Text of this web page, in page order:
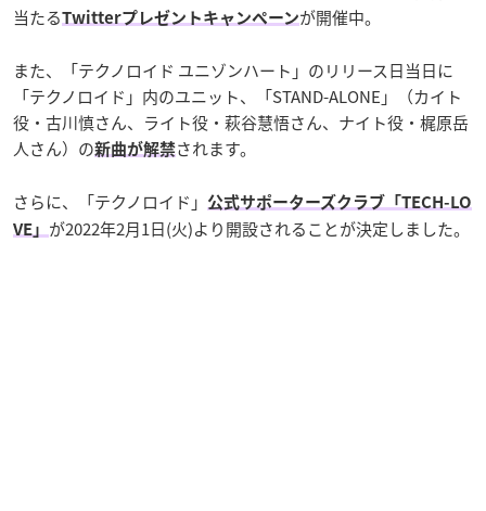
当たるTwitterプレゼントキャンペーンが開催中。
また、「テクノロイド ユニゾンハート」のリリース日当日に
「テクノロイド」内のユニット、「STAND-ALONE」（カイト
役・古川慎さん、ライト役・萩谷慧悟さん、ナイト役・梶原岳
人さん）の新曲が解禁されます。
さらに、「テクノロイド」
公式サポーターズクラブ「TECH-LO
VE」 が2022年2月1日(火)より開設されることが決定しました。